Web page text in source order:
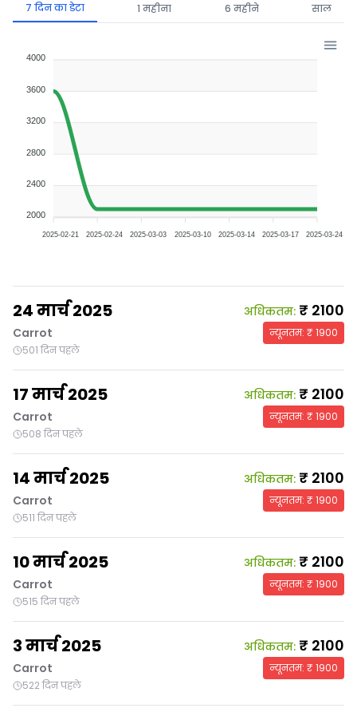
7 दिन का डेटा 1 महीना 6 महीने साल
4000
3600
3200
2800
2400
2000
2025-02-21 2025-02-24 2025-03-03 2025-03-10 2025-03-14 2025-03-17 2025-03-24
24 मार्च 2025
Carrot
501 दिन पहले
अधिकतम: ₹ 2100
न्यूनतम: ₹1900
17 मार्च 2025
Carrot
508 दिन पहले
अधिकतम: ₹ 2100
न्यूनतम: ₹1900
14 मार्च 2025
Carrot
511 दिन पहले
अधिकतम: ₹ 2100
न्यूनतम: ₹1900
10 मार्च 2025
Carrot
515 दिन पहले
अधिकतम: ₹ 2100
न्यूनतम: ₹1900
3 मार्च 2025
Carrot
522 दिन पहले
अधिकतम: ₹ 2100
न्यूनतम: ₹1900